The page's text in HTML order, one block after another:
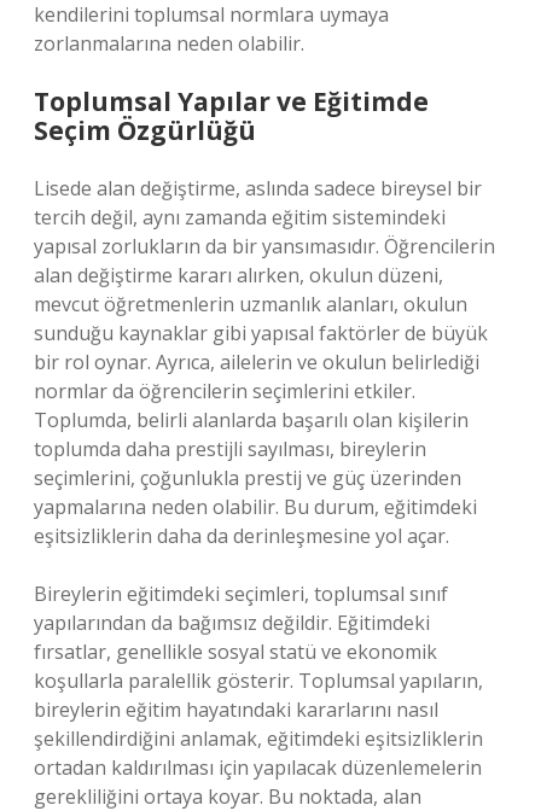
kendilerini toplumsal normlara uymaya
zorlanmalarına neden olabilir.
Toplumsal Yapılar ve Eğitimde
Seçim Özgürlüğü
Lisede alan değiştirme, aslında sadece bireysel bir
tercih değil, aynı zamanda eğitim sistemindeki
yapısal zorlukların da bir yansımasıdır. Öğrencilerin
alan değiştirme kararı alırken, okulun düzeni,
mevcut öğretmenlerin uzmanlık alanları, okulun
sunduğu kaynaklar gibi yapısal faktörler de büyük
bir rol oynar. Ayrıca, ailelerin ve okulun belirlediği
normlar da öğrencilerin seçimlerini etkiler.
Toplumda, belirli alanlarda başarılı olan kişilerin
toplumda daha prestijli sayılması, bireylerin
seçimlerini, çoğunlukla prestij ve güç üzerinden
yapmalarına neden olabilir. Bu durum, eğitimdeki
eşitsizliklerin daha da derinleşmesine yol açar.
Bireylerin eğitimdeki seçimleri, toplumsal sınıf
yapılarından da bağımsız değildir. Eğitimdeki
fırsatlar, genellikle sosyal statü ve ekonomik
koşullarla paralellik gösterir. Toplumsal yapıların,
bireylerin eğitim hayatındaki kararlarını nasıl
şekillendirdiğini anlamak, eğitimdeki eşitsizliklerin
ortadan kaldırılması için yapılacak düzenlemelerin
gerekliliğini ortaya koyar. Bu noktada, alan